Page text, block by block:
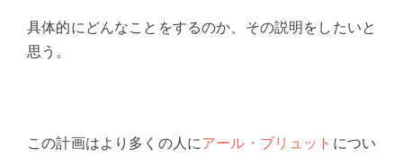
具体的にどんなことをするのか、その説明をしたいと
思う。
この計画はより多くの人にアール・ブリュット につい